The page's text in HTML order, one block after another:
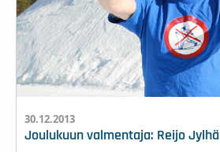
30.12.2013
Joulukuun valmentaja: Reijo Jylhä